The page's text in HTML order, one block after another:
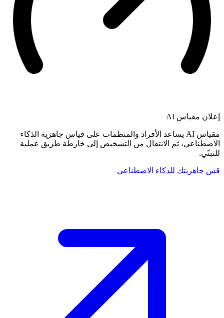
إعلان مقياس AI
مقياس AI يساعد الأفراد والمنظمات على قياس جاهزية الذكاء
الاصطناعي، ثم الانتقال من التشخيص إلى خارطة طريق عملية
للتبنّي.
قس جاهزيتك للذكاء الاصطناعي